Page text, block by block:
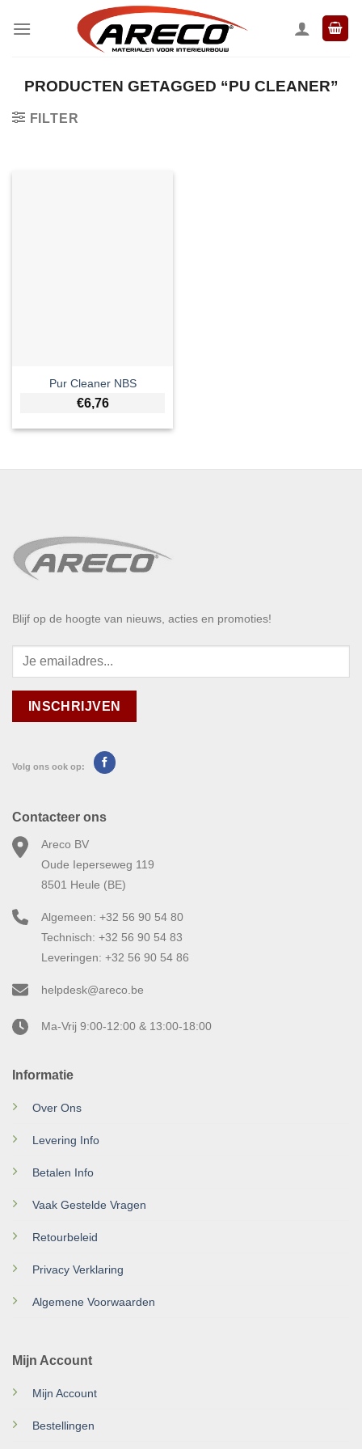
naar
PRODUCTEN GETAGGED “PU CLEANER”
FILTER
Pur Cleaner NBS
€6,76
Blijf op de hoogte van nieuws, acties en promoties!
Volg ons ook op:
Informatie
Over Ons
Levering Info
Betalen Info
Vaak Gestelde Vragen
Retourbeleid
Privacy Verklaring
Algemene Voorwaarden
Mijn Account
Mijn Account
Bestellingen
Contacteer ons
Areco BV
Oude Ieperseweg 119
8501 Heule (BE)
Algemeen: +32 56 90 54 80
Technisch: +32 56 90 54 83
Leveringen: +32 56 90 54 86
helpdesk@areco.be
Ma-Vrij 9:00-12:00 & 13:00-18:00